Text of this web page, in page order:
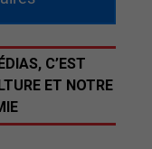
C’EST
ET NOTRE